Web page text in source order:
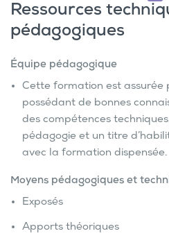
Ressources
pédagogiques
Équipe pédagogique
Cette formation est
possédant de bonnes
des compétences
pédagogie et un titre
avec la formation dispensée.
Moyens pédagogiques et
Exposés
Apports théoriques